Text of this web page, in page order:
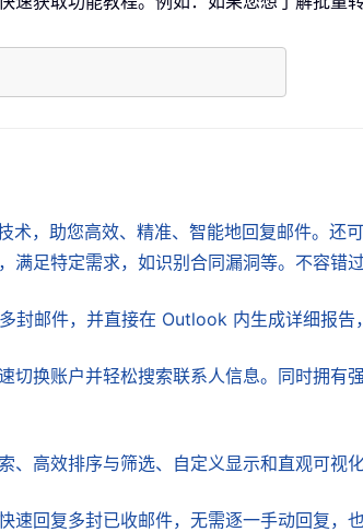
术，助您高效、精准、智能地回复邮件。
满足特定需求，如识别合同漏洞等。不容错
封邮件，并直接在 Outlook 内生成详细报
切换账户并轻松搜索联系人信息。同时拥
、高效排序与筛选、自定义显示和直观可视
速回复多封已收邮件，无需逐一手动回复，